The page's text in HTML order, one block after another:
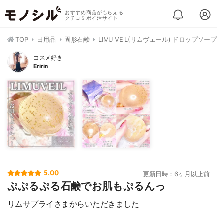
おすすめ商品がもらえる
クチコミポイ活サイト
TOP 日用品 固形石鹸 LIMU VEIL(リムヴェール) ドロップソー
コスメ好き
Eririn
5.00 更新日時：6ヶ月以上前
ぷぷるぷる石鹸でお肌もぷるんっ
リムサプライさまからいただきました